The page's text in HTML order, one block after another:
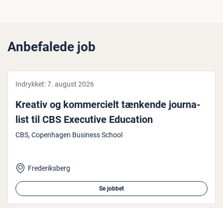
Anbefalede job
Indrykket:7. august 2026
Kreativ og kom­merci­elt tænkende jour­na­
list til CBS Executive Education
CBS, Copenhagen Business School
Frederiksberg
Se jobbet